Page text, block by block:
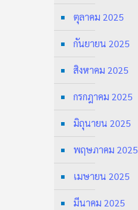
ตุลาคม 2025
กันยายน 2025
สิงหาคม 2025
กรกฎาคม 2025
มิถุนายน 2025
พฤษภาคม 2025
เมษายน 2025
มีนาคม 2025